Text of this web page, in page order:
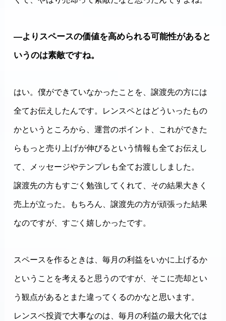
―よりスペースの価値を高められる可能性があると
いうのは素敵ですね。
はい。僕ができていなかったことを、譲渡先の方には
全てお伝えしたんです。レンスペとはどういったもの
かというところから、運営のポイント、これができた
らもっと売り上げが伸びるという情報も全てお伝えし
て、メッセージやテンプレも全てお渡ししました。
譲渡先の方もすごく勉強してくれて、その結果大きく
売上が立った。もちろん、譲渡先の方が頑張った結果
なのですが、すごく嬉しかったです。
スペースを作るときは、毎月の利益をいかに上げるか
ということを考えると思うのですが、そこに売却とい
う観点があるとまた違ってくるのかなと思います。
レンスペ投資で大事なのは、毎月の利益の最大化では